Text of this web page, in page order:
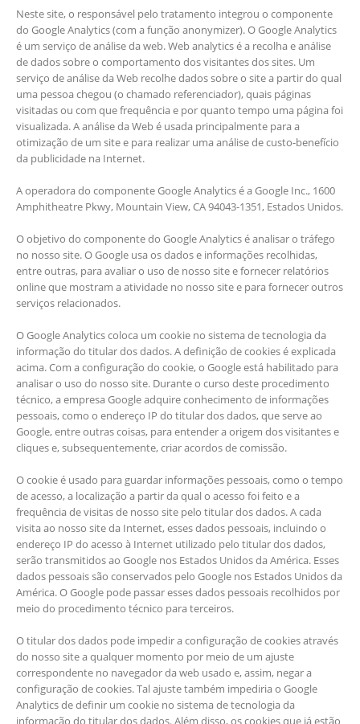
Neste site, o responsável pelo tratamento integrou o componente
do Google Analytics (com a função anonymizer). O Google Analytics
é um serviço de análise da web. Web analytics é a recolha e análise
de dados sobre o comportamento dos visitantes dos sites. Um
serviço de análise da Web recolhe dados sobre o site a partir do qual
uma pessoa chegou (o chamado referenciador), quais páginas
visitadas ou com que frequência e por quanto tempo uma página foi
visualizada. A análise da Web é usada principalmente para a
otimização de um site e para realizar uma análise de custo-benefício
da publicidade na Internet.
A operadora do componente Google Analytics é a Google Inc., 1600
Amphitheatre Pkwy, Mountain View, CA 94043-1351, Estados Unidos.
O objetivo do componente do Google Analytics é analisar o tráfego
no nosso site. O Google usa os dados e informações recolhidas,
entre outras, para avaliar o uso de nosso site e fornecer relatórios
online que mostram a atividade no nosso site e para fornecer outros
serviços relacionados.
O Google Analytics coloca um cookie no sistema de tecnologia da
informação do titular dos dados. A definição de cookies é explicada
acima. Com a configuração do cookie, o Google está habilitado para
analisar o uso do nosso site. Durante o curso deste procedimento
técnico, a empresa Google adquire conhecimento de informações
pessoais, como o endereço IP do titular dos dados, que serve ao
Google, entre outras coisas, para entender a origem dos visitantes e
cliques e, subsequentemente, criar acordos de comissão.
O cookie é usado para guardar informações pessoais, como o tempo
de acesso, a localização a partir da qual o acesso foi feito e a
frequência de visitas de nosso site pelo titular dos dados. A cada
visita ao nosso site da Internet, esses dados pessoais, incluindo o
endereço IP do acesso à Internet utilizado pelo titular dos dados,
serão transmitidos ao Google nos Estados Unidos da América. Esses
dados pessoais são conservados pelo Google nos Estados Unidos da
América. O Google pode passar esses dados pessoais recolhidos por
meio do procedimento técnico para terceiros.
O titular dos dados pode impedir a configuração de cookies através
do nosso site a qualquer momento por meio de um ajuste
correspondente no navegador da web usado e, assim, negar a
configuração de cookies. Tal ajuste também impediria o Google
Analytics de definir um cookie no sistema de tecnologia da
informação do titular dos dados. Além disso, os cookies que já estão